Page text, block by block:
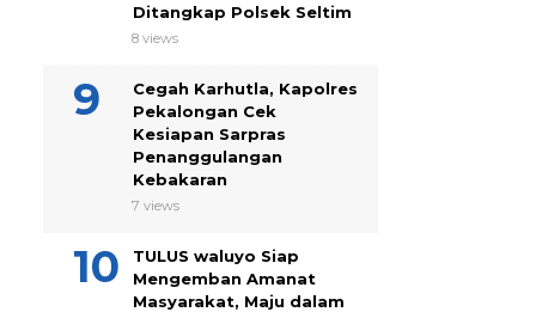
Ditangkap Polsek Seltim
8 views
Cegah Karhutla, Kapolres
Pekalongan Cek
Kesiapan Sarpras
Penanggulangan
Kebakaran
7 views
TULUS waluyo Siap
Mengemban Amanat
Masyarakat, Maju dalam